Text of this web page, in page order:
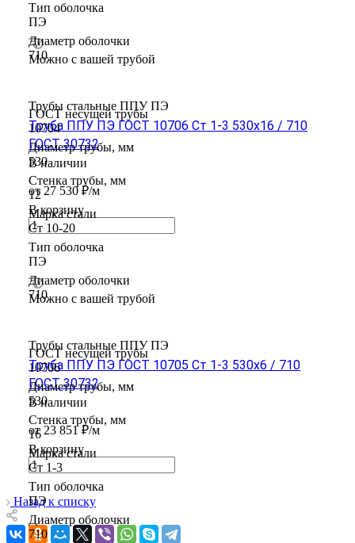
Тип оболочка
ПЭ
Диаметр оболочки
710
ГОСТ несущей трубы
10704
Диаметр трубы, мм
530
Стенка трубы, мм
12
Марка стали
Ст 10-20
Тип оболочка
ПЭ
Диаметр оболочки
710
ГОСТ несущей трубы
10706
Диаметр трубы, мм
530
Стенка трубы, мм
16
Марка стали
Ст 1-3
Тип оболочка
ПЭ
Диаметр оболочки
710
Можно с вашей трубой
Трубы стальные ППУ ПЭ
Труба ППУ ПЭ ГОСТ 10706 Ст 1-3 530x16 / 710
ГОСТ 30732
В наличии
от 27 530 ₽/м
В корзину
Можно с вашей трубой
Трубы стальные ППУ ПЭ
Труба ППУ ПЭ ГОСТ 10705 Ст 1-3 530x6 / 710
ГОСТ 30732
В наличии
от 23 851 ₽/м
В корзину
Назад к списку